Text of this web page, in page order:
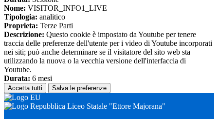
Nome: VISITOR_INFO1_LIVE
Tipologia: analitico
Proprieta: Terze Parti
Descrizione: Questo cookie è impostato da Youtube per tenere
traccia delle preferenze dell'utente per i video di Youtube incorporati
nei siti; può anche determinare se il visitatore del sito web sta
utilizzando la nuova o la vecchia versione dell'interfaccia di
Youtube.
Durata: 6 mesi
Accetta tutti Salva le preferenze
Liceo Statale "Ettore Majorana"